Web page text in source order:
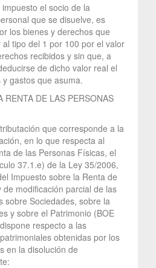
el socio de la
que se disuelve, es
los bienes y derechos que
tipo del 1 por 100 por el valor
recibidos y sin que, a
de dicho valor real el
gastos que asuma.
RENTA DE LAS PERSONAS
que corresponde a la
en lo que respecta al
de las Personas Físicas, el
37.1.e) de la Ley 35/2006,
Impuesto sobre la Renta de
modificación parcial de las
sobre Sociedades, sobre la
y sobre el Patrimonio (BOE
respecto a las
obtenidas por los
en la disolución de